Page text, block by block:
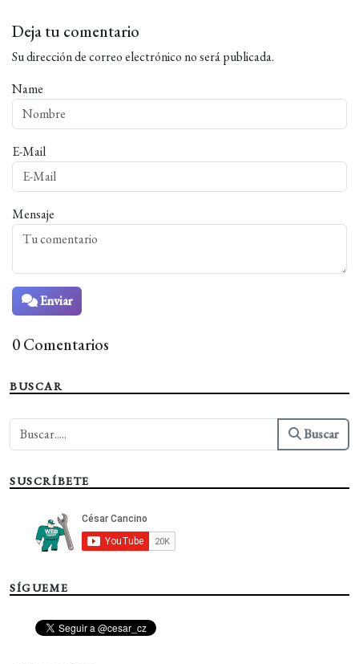
Deja tu comentario
Su dirección de correo electrónico no será publicada.
Name
E-Mail
Mensaje
Enviar
0 Comentarios
BUSCAR
Buscar
SUSCRÍBETE
SÍGUEME